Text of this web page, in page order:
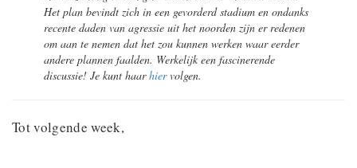
Het plan bevindt zich in een gevorderd stadium en ondanks
recente daden van agressie uit het noorden zijn er redenen
om aan te nemen dat het zou kunnen werken waar eerder
andere plannen faalden. Werkelijk een fascinerende
discussie! Je kunt haarhiervolgen.
Tot volgende week,